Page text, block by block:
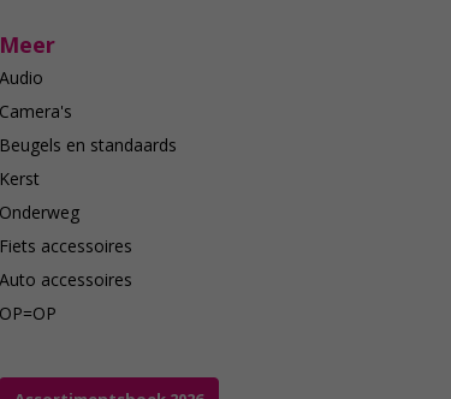
Meer
Audio
Camera's
Beugels en standaards
Kerst
Onderweg
Fiets accessoires
Auto accessoires
OP=OP